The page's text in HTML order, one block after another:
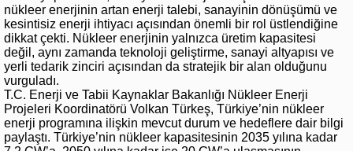
nükleer enerjinin artan enerji talebi, sanayinin dönüşümü ve
kesintisiz enerji ihtiyacı açısından önemli bir rol üstlendiğine
dikkat çekti. Nükleer enerjinin yalnızca üretim kapasitesi
değil, aynı zamanda teknoloji geliştirme, sanayi altyapısı ve
yerli tedarik zinciri açısından da stratejik bir alan olduğunu
vurguladı.
T.C. Enerji ve Tabii Kaynaklar Bakanlığı Nükleer Enerji
Projeleri Koordinatörü Volkan Türkeş, Türkiye’nin nükleer
enerji programına ilişkin mevcut durum ve hedeflere dair bilgi
paylaştı. Türkiye’nin nükleer kapasitesinin 2035 yılına kadar